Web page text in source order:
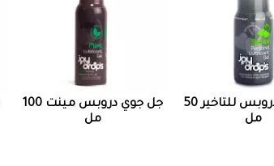
جل جوي دروبس للتاخير 50
مل
جل جوي دروبس مينت 100
مل